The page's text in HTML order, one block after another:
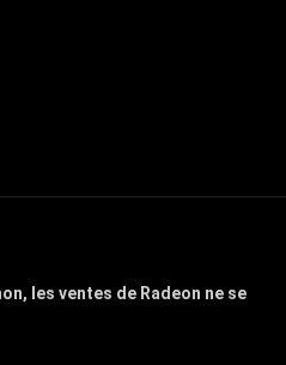
les ventes de Radeon ne se